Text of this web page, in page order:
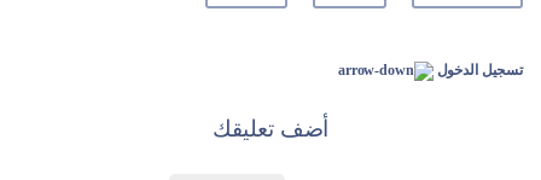
تسجيل الدخول
أضف تعليقك